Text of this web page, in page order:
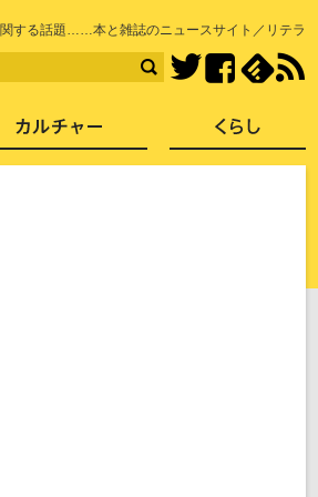
する話題……本と雑誌のニュースサイト／リテラ
TwitterFacebook
社会